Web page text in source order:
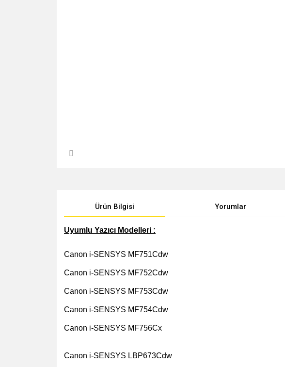
Ürün Bilgisi Yorumlar
Uyumlu Yazıcı Modelleri :
Canon i-SENSYS MF751Cdw
Canon i-SENSYS MF752Cdw
Canon i-SENSYS MF753Cdw
Canon i-SENSYS MF754Cdw
Canon i-SENSYS MF756Cx
Canon i-SENSYS LBP673Cdw